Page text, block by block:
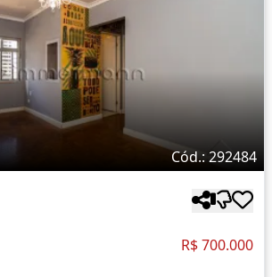
Cód.: 292484
R$ 700.000